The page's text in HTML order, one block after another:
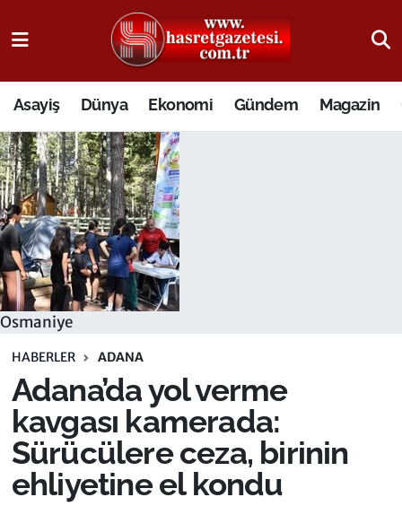
Asayiş Dünya Ekonomi Gündem Magazin
Osmaniye
HABERLER ADANA
Adana’da yol verme
kavgası kamerada:
Sürücülere ceza, birinin
ehliyetine el kondu
Osmaniye Nöbetçi Eczaneler
Osmaniye Hava Durumu
Osmaniye Trafik Yoğunluk Haritası
Süper Lig Puan Durumu ve Fikstür
Tüm Manşetler
Son Dakika Haberleri